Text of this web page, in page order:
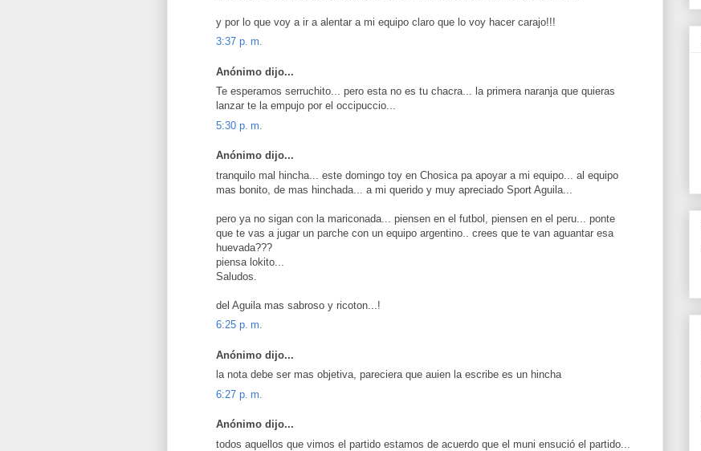
y por lo que voy a ir a alentar a mi equipo claro que lo voy hacer carajo!!!
3:37 p. m.
Anónimo dijo...
Te esperamos serruchito... pero esta no es tu chacra... la primera naranja que quieras
lanzar te la empujo por el occipuccio...
5:30 p. m.
Anónimo dijo...
tranquilo mal hincha... este domingo toy en Chosica pa apoyar a mi equipo... al equipo
mas bonito, de mas hinchada... a mi querido y muy apreciado Sport Aguila...
pero ya no sigan con la mariconada... piensen en el futbol, piensen en el peru... ponte
que te vas a jugar un parche con un equipo argentino.. crees que te van aguantar esa
huevada???
piensa lokito...
Saludos.
del Aguila mas sabroso y ricoton...!
6:25 p. m.
Anónimo dijo...
la nota debe ser mas objetiva, pareciera que auien la escribe es un hincha
6:27 p. m.
Anónimo dijo...
todos aquellos que vimos el partido estamos de acuerdo que el muni ensució el partido...